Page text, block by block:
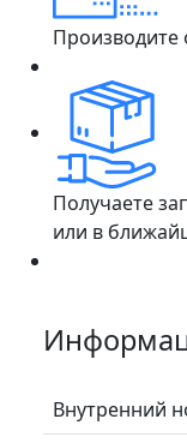
Производите
Получаете
или в
Внутренний